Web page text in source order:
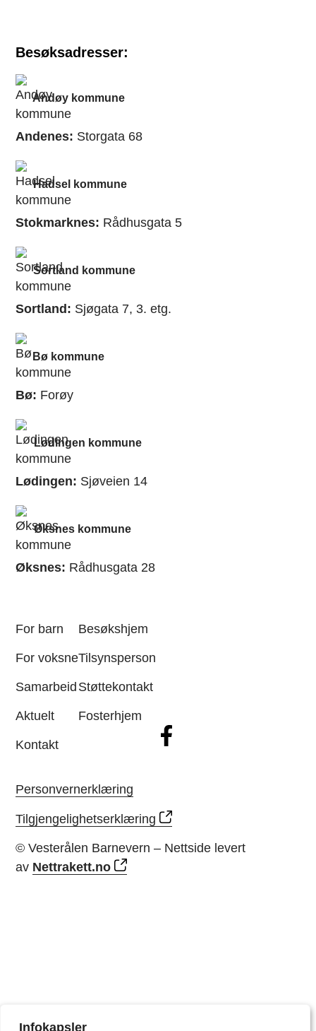
Infokapsler
Besøksadresser:
Andøy kommune
Andenes: Storgata 68
Hadsel kommune
Stokmarknes: Rådhusgata 5
Sortland kommune
Sortland: Sjøgata 7, 3. etg.
Bø kommune
Bø: Forøy
Lødingen kommune
Lødingen: Sjøveien 14
Øksnes kommune
Øksnes: Rådhusgata 28
For barn
For voksne
Samarbeid
Aktuelt
Kontakt
Besøkshjem
Tilsynsperson
Støttekontakt
Fosterhjem
Personvernerklæring
Tilgjengelighetserklæring
© Vesterålen Barnevern – Nettside levert
av Nettrakett.no